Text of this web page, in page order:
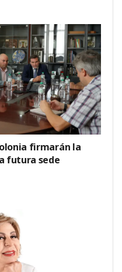
firmarán la
futura sede